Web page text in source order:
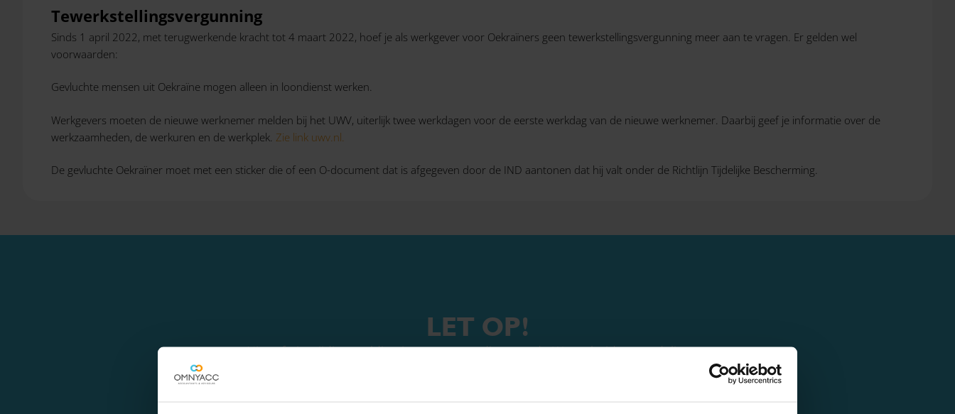
Tewerkstellingsvergunning
Sinds 1 april 2022, met terugwerkende kracht tot 4 maart 2022, hoef je als werkgever voor Oekraïners geen tewerkstellingsvergunning meer aan te vragen. Er gelden wel
voorwaarden:
Gevluchte mensen uit Oekraïne mogen alleen in loondienst werken.
Werkgevers moeten de nieuwe werknemer melden bij het UWV, uiterlijk twee werkdagen voor de eerste werkdag van de nieuwe werknemer. Daarbij geef je informatie over de
werkzaamheden, de werkuren en de werkplek. Zie link uwv.nl.
De gevluchte Oekraïner moet met een sticker die of een O-document dat is afgegeven door de IND aantonen dat hij valt onder de Richtlijn Tijdelijke Bescherming.
LET OP!
Niet of niet tijdige melding is een overtreding van de Wet arbeid vreemdelingen.